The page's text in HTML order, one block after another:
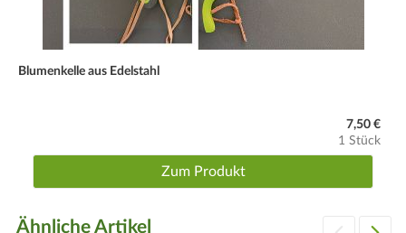
Blumenkelle aus Edelstahl
7,50 €
1 Stück
Zum Produkt
Ähnliche Artikel